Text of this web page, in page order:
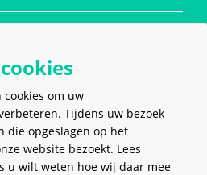
BETALEN
om uw
Tijdens uw bezoek
die opgeslagen op het
website bezoekt. Lees
u wilt weten hoe wij daar mee